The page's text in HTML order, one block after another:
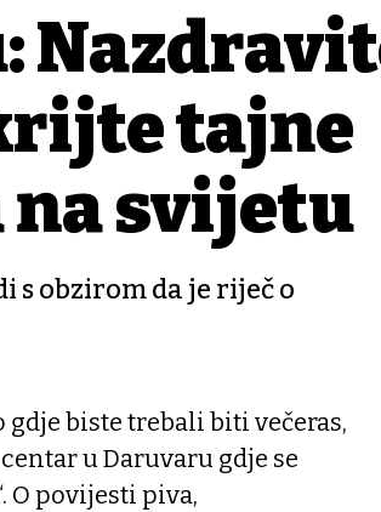
tajne
svijetu
s obzirom da je riječ o
biste trebali biti večeras,
u Daruvaru gdje se
O povijesti piva,